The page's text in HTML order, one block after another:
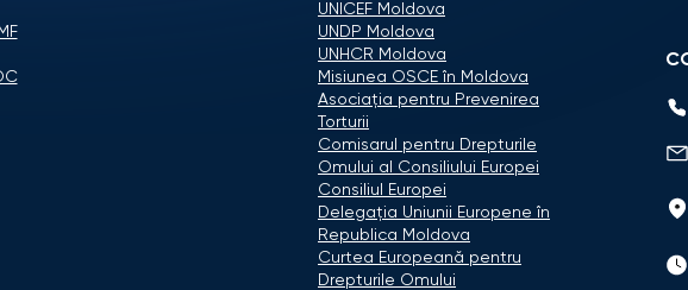
UNICEF Moldova
UNDP Moldova
UNHCR Moldova
Misiunea OSCE în Moldova
Asociaţia pentru Prevenirea
Torturii
Comisarul pentru Drepturile
Omului al Consiliului Europei
Consiliul Europei
Delegaţia Uniunii Europene în
Republica Moldova
Curtea Europeană pentru
Drepturile Omului